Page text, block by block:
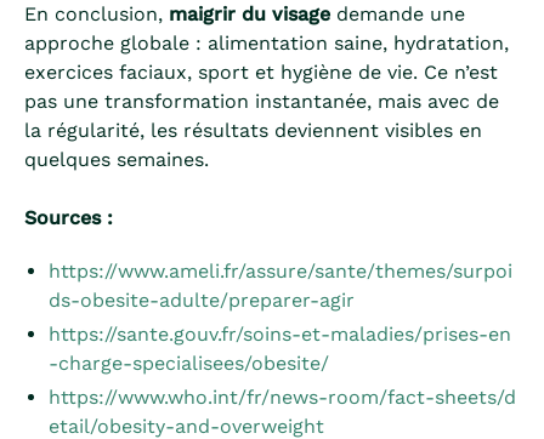
En conclusion, maigrir du visage demande une
approche globale : alimentation saine, hydratation,
exercices faciaux, sport et hygiène de vie. Ce n’est
pas une transformation instantanée, mais avec de
la régularité, les résultats deviennent visibles en
quelques semaines.
Sources :
https://www.ameli.fr/assure/sante/themes/surpoi
ds-obesite-adulte/preparer-agir
https://sante.gouv.fr/soins-et-maladies/prises-en
-charge-specialisees/obesite/
https://www.who.int/fr/news-room/fact-sheets/d
etail/obesity-and-overweight